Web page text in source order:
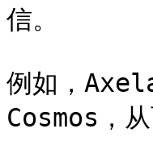
信。
例如，
Cosmos，